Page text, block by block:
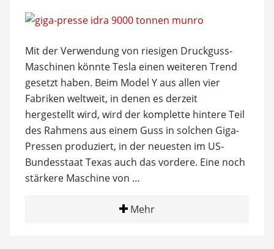
Mit der Verwendung von riesigen Druckguss-
Maschinen könnte Tesla einen weiteren Trend
gesetzt haben. Beim Model Y aus allen vier
Fabriken weltweit, in denen es derzeit
hergestellt wird, wird der komplette hintere Teil
des Rahmens aus einem Guss in solchen Giga-
Pressen produziert, in der neuesten im US-
Bundesstaat Texas auch das vordere. Eine noch
stärkere Maschine von …
Mehr